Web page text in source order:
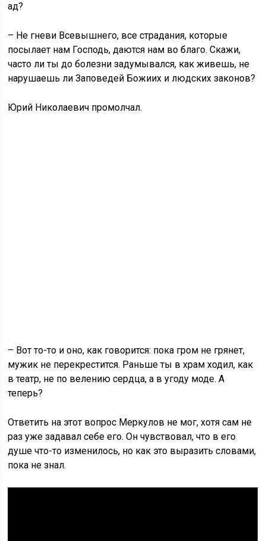
ад?
– Не гневи Всевышнего, все страдания, которые
посылает нам Господь, даются нам во благо. Скажи,
часто ли ты до болезни задумывался, как живешь, не
нарушаешь ли Заповедей Божиих и людских законов?
Юрий Николаевич промолчал.
– Вот то-то и оно, как говорится: пока гром не грянет,
мужик не перекрестится. Раньше ты в храм ходил, как
в театр, не по велению сердца, а в угоду моде. А
теперь?
Ответить на этот вопрос Меркулов не мог, хотя сам не
раз уже задавал себе его. Он чувствовал, что в его
душе что-то изменилось, но как это выразить словами,
пока не знал.